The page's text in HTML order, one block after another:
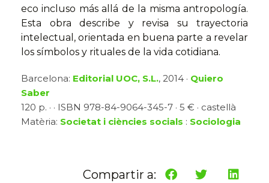
eco incluso más allá de la misma antropología.
Esta obra describe y revisa su trayectoria
intelectual, orientada en buena parte a revelar
los símbolos y rituales de la vida cotidiana.
Barcelona: Editorial UOC, S.L., 2014 · Quiero
Saber
120 p. · · ISBN 978-84-9064-345-7 · 5 € · castellà
Matèria: Societat i ciències socials : Sociologia
Compartir a: